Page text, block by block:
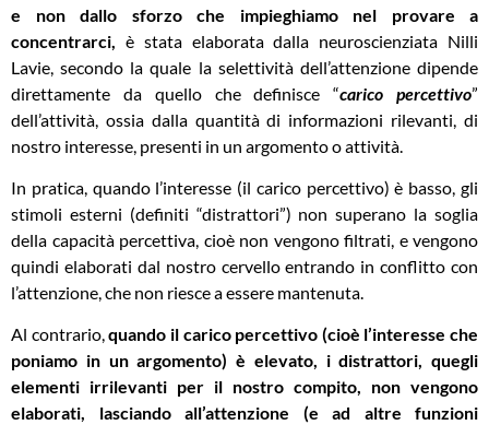
e non dallo sforzo che impieghiamo nel provare a
concentrarci,
è stata elaborata dalla neuroscienziata Nilli
Lavie, secondo la quale la selettività dell’attenzione dipende
direttamente da quello che definisce “carico percettivo”
dell’attività, ossia dalla quantità di informazioni rilevanti, di
nostro interesse, presenti in un argomento o attività.
In pratica, quando l’interesse (il carico percettivo) è basso, gli
stimoli esterni (definiti “distrattori”) non superano la soglia
della capacità percettiva, cioè non vengono filtrati, e vengono
quindi elaborati dal nostro cervello entrando in conflitto con
l’attenzione, che non riesce a essere mantenuta.
Al contrario,quando il carico percettivo (cioè l’interesse che
poniamo in un argomento) è elevato, i distrattori, quegli
elementi irrilevanti per il nostro compito, non vengono
elaborati, lasciando all’attenzione (e ad altre funzioni